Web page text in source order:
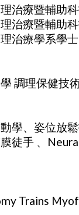
治療暨輔助
治療暨輔助
治療學系學士
調理保健技
學、姿位放
徒手 、
Trains